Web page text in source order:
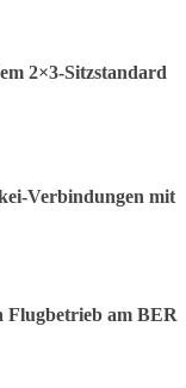
2×3-Sitzstandard
Verbindungen mit
Flugbetrieb am BER